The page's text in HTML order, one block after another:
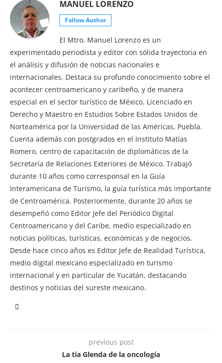
MANUEL LORENZO
Follow Author
El Mtro. Manuel Lorenzo es un
experimentado periodista y editor con sólida trayectoria en
el análisis y difusión de noticias nacionales e
internacionales. Destaca su profundo conocimiento sobre el
acontecer centroamericano y caribeño, y de manera
especial en el sector turístico de México. Licenciado en
Derecho y Maestro en Estudios Sobre Estados Unidos de
Norteamérica por la Universidad de las Américas, Puebla.
Cuenta además con postgrados en el Instituto Matías
Romero, centro de capacitación de diplomáticos de la
Secretaría de Relaciones Exteriores de México. Trabajó
durante 10 años como corresponsal en la Guía
Interamericana de Turismo, la guía turística más importante
de Centroamérica. Posteriormente, durante 20 años se
desempeñó como Editor Jefe del Periódico Digital
Centroamericano y del Caribe, medio especializado en
noticias políticas, turísticas, económicas y de negocios.
Desde hace cinco años es Editor Jefe de Realidad Turística,
medio digital mexicano especializado en turismo
internacional y en particular de Yucatán, destacando
destinos y noticias del sureste mexicano.
previous post
La tía Glenda de la oncología